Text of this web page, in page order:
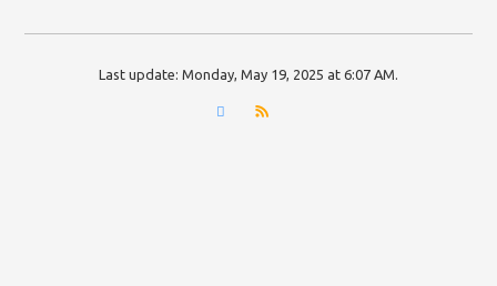
Last update: Monday, May 19, 2025 at 6:07 AM.